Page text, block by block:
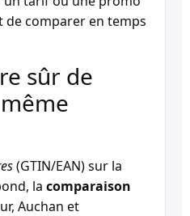
de comparer en temps
sûr de
(GTIN/EAN) sur la
la comparaison
Auchan et